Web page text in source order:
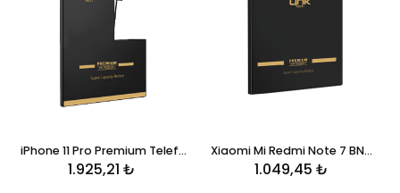
iPhone 11 Pro Premium Telefon Bataryası 3046 mAh
1.925,21 ₺
Xiaomi Mi Redmi Note 7 BN4A Premium Telefon Bataryası 3900 mAh
1.049,45 ₺